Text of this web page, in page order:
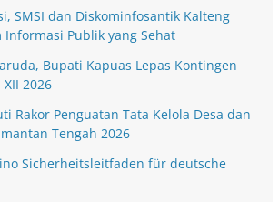
SMSI dan Diskominfosantik Kalteng
Informasi Publik yang Sehat
Bupati Kapuas Lepas Kontingen
2026
Rakor Penguatan Tata Kelola Desa dan
Tengah 2026
Sicherheitsleitfaden für deutsche